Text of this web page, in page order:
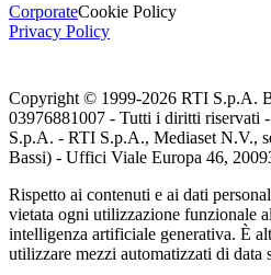
CorporateCookie Policy
Privacy Policy
Copyright © 1999-2026 RTI S.p.A.
03976881007 - Tutti i diritti riservati
S.p.A. - RTI S.p.A., Mediaset N.V.,
Bassi) - Uffici Viale Europa 46,
Rispetto ai contenuti e ai dati
vietata ogni utilizzazione funzionale
intelligenza artificiale generativa. È
utilizzare mezzi automatizzati di data